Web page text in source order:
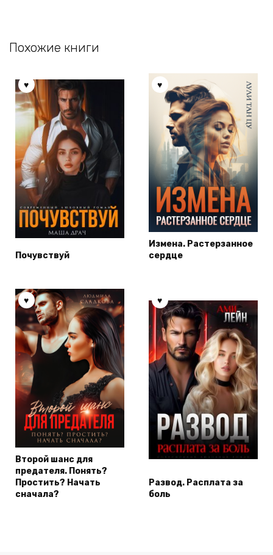
Похожие книги
Почувствуй
Измена. Растерзанное
сердце
Второй шанс для
предателя. Понять?
Простить? Начать
сначала?
Развод. Расплата за
боль